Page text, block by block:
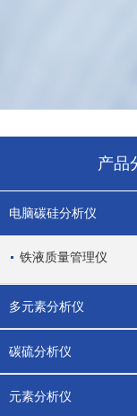
产品
电脑碳硅分析仪
铁液质量管理仪
多元素分析仪
碳硫分析仪
元素分析仪